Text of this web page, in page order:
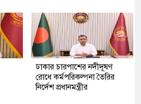
ঢাকার চারপাশের নদীদূষণ
রোধে কর্মপরিকল্পনা তৈরির
নির্দেশ প্রধানমন্ত্রীর